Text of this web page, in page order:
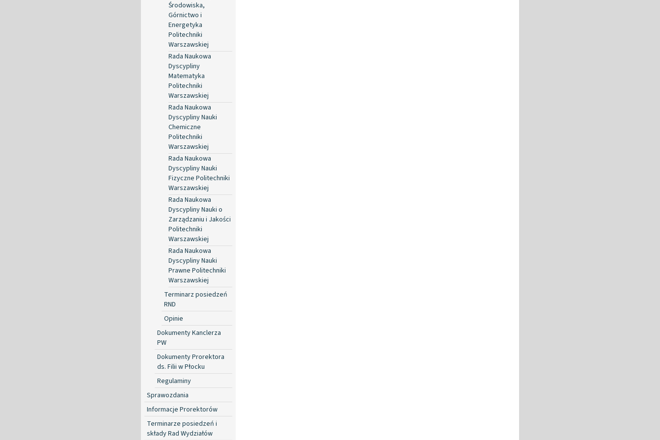
Środowiska,
Górnictwo i
Energetyka
Politechniki
Warszawskiej
Rada Naukowa
Dyscypliny
Matematyka
Politechniki
Warszawskiej
Rada Naukowa
Dyscypliny Nauki
Chemiczne
Politechniki
Warszawskiej
Rada Naukowa
Dyscypliny Nauki
Fizyczne Politechniki
Warszawskiej
Rada Naukowa
Dyscypliny Nauki o
Zarządzaniu i Jakości
Politechniki
Warszawskiej
Rada Naukowa
Dyscypliny Nauki
Prawne Politechniki
Warszawskiej
Terminarz posiedzeń
RND
Opinie
Dokumenty Kanclerza
PW
Dokumenty Prorektora
ds. Filii w Płocku
Regulaminy
Sprawozdania
Informacje Prorektorów
Terminarze posiedzeń i
składy Rad Wydziałów